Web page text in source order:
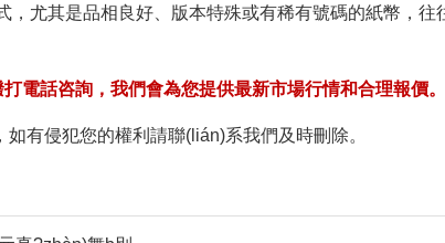
尤其是品相良好、版本特殊或有稀有號碼的紙幣
話咨詢，我們會為您提供最新市場行情和合理報價。
如有侵犯您的權利請聯(lián)系我們及時刪除。